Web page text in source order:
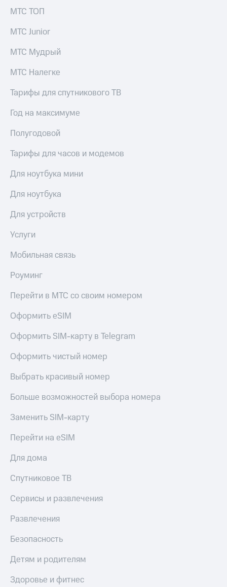
МТС ТОП
МТС Junior
МТС Мудрый
МТС Налегке
Тарифы для спутникового ТВ
Год на максимуме
Полугодовой
Тарифы для часов и модемов
Для ноутбука мини
Для ноутбука
Для устройств
Услуги
Мобильная связь
Роуминг
Перейти в МТС со своим номером
Оформить eSIM
Оформить SIM-карту в Telegram
Оформить чистый номер
Выбрать красивый номер
Больше возможностей выбора номера
Заменить SIM-карту
Перейти на eSIM
Для дома
Спутниковое ТВ
Сервисы и развлечения
Развлечения
Безопасность
Детям и родителям
Здоровье и фитнес